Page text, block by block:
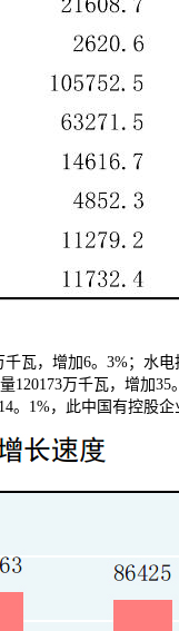
瓦，增加6。3%；水
万千瓦，增加
1%，此中国有控股企